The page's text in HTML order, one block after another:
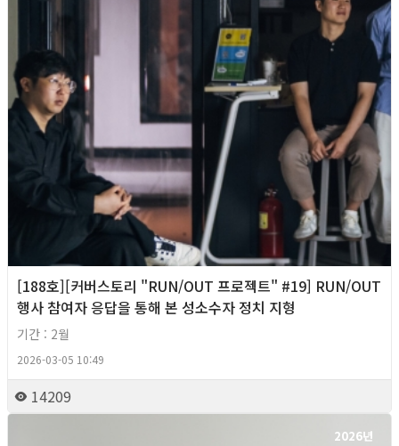
[188호][커버스토리 "RUN/OUT 프로젝트" #19] RUN/OUT
행사 참여자 응답을 통해 본 성소수자 정치 지형
기간 : 2월
2026-03-05 10:49
14209
2026년